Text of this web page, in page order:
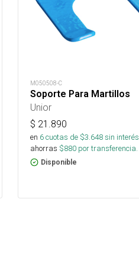
M050508-C
Soporte Para Martillos
Unior
$ 21.890
en 6cuotas de $3.648sin interés
ahorras $880 por transferencia.
Disponible